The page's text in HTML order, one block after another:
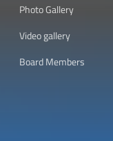
Photo Gallery
Video gallery
Board Members